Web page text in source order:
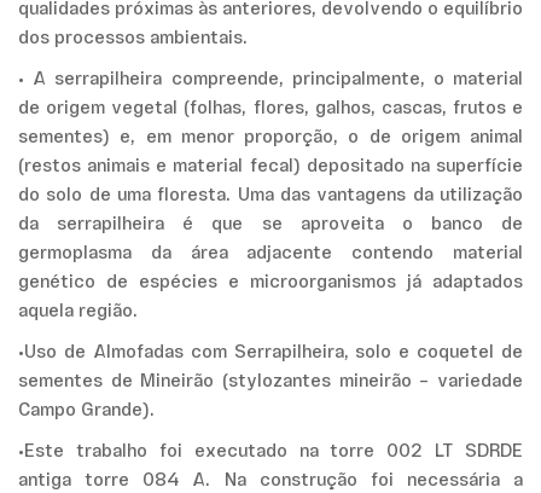
qualidades próximas às anteriores, devolvendo o equilíbrio
dos processos ambientais.
• A serrapilheira compreende, principalmente, o material
de origem vegetal (folhas, flores, galhos, cascas, frutos e
sementes) e, em menor proporção, o de origem animal
(restos animais e material fecal) depositado na superfície
do solo de uma floresta. Uma das vantagens da utilização
da serrapilheira é que se aproveita o banco de
germoplasma da área adjacente contendo material
genético de espécies e microorganismos já adaptados
aquela região.
•Uso de Almofadas com Serrapilheira, solo e coquetel de
sementes de Mineirão (stylozantes mineirão – variedade
Campo Grande).
•Este trabalho foi executado na torre 002 LT SDRDE
antiga torre 084 A. Na construção foi necessária a